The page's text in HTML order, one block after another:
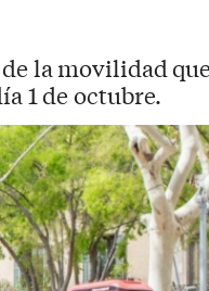
la movilidad
1 de octubre.